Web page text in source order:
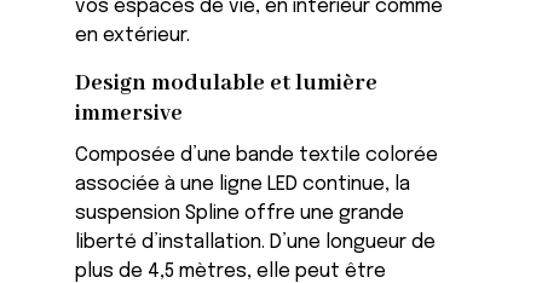
vos espaces de vie, en intérieur comme
en extérieur.
Design modulable et lumière
immersive
Composée d’une bande textile colorée
associée à une ligne LED continue, la
suspension Spline offre une grande
liberté d’installation. D’une longueur de
plus de 4,5 mètres, elle peut être